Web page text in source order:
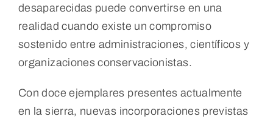
desaparecidas puede convertirse en una
realidad cuando existe un compromiso
sostenido entre administraciones, científicos y
organizaciones conservacionistas.
Con doce ejemplares presentes actualmente
en la sierra, nuevas incorporaciones previstas